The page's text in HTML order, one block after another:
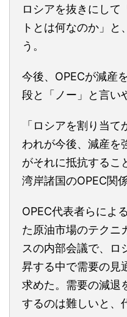
ロシアを抜きにして
トとは何なのか」と
う。
今後、OPECが減産
段と「ノー」と言い
「ロシアを割り当
われが今後、減産を
がそれに抵抗するこ
湾岸諸国のOPEC関
OPEC代表者らによ
た原油市場のテクニ
スの内部会議で、ロ
昇する中で需要の見
求めた。需要の減退
するのは難しいと、